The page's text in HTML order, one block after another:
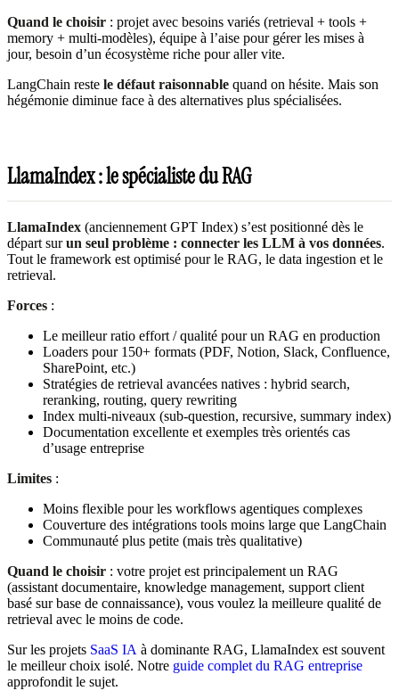
Quand le choisir : projet avec besoins variés (retrieval + tools +
memory + multi-modèles), équipe à l’aise pour gérer les mises à
jour, besoin d’un écosystème riche pour aller vite.
LangChain reste le défaut raisonnable quand on hésite. Mais son
hégémonie diminue face à des alternatives plus spécialisées.
LlamaIndex : le spécialiste du RAG
LlamaIndex (anciennement GPT Index) s’est positionné dès le
départ surun seul problème : connecter les LLM à vos données.
Tout le framework est optimisé pour le RAG, le data ingestion et le
retrieval.
Forces :
Le meilleur ratio effort / qualité pour un RAG en production
Loaders pour 150+ formats (PDF, Notion, Slack, Confluence,
SharePoint, etc.)
Stratégies de retrieval avancées natives : hybrid search,
reranking, routing, query rewriting
Index multi-niveaux (sub-question, recursive, summary index)
Documentation excellente et exemples très orientés cas
d’usage entreprise
Limites :
Moins flexible pour les workflows agentiques complexes
Couverture des intégrations tools moins large que LangChain
Communauté plus petite (mais très qualitative)
Quand le choisir : votre projet est principalement un RAG
(assistant documentaire, knowledge management, support client
basé sur base de connaissance), vous voulez la meilleure qualité de
retrieval avec le moins de code.
Sur les projets SaaS IA à dominante RAG, LlamaIndex est souvent
le meilleur choix isolé. Notre guide complet du RAG entreprise
approfondit le sujet.